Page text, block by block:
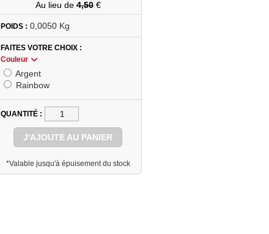
Au lieu de4,50€
POIDS : 0,0050 Kg
FAITES VOTRE CHOIX
Couleur
Argent
Rainbow
QUANTITÉ
J'AJOUTE AU PANIER
*Valable jusqu'à épuisement du stock